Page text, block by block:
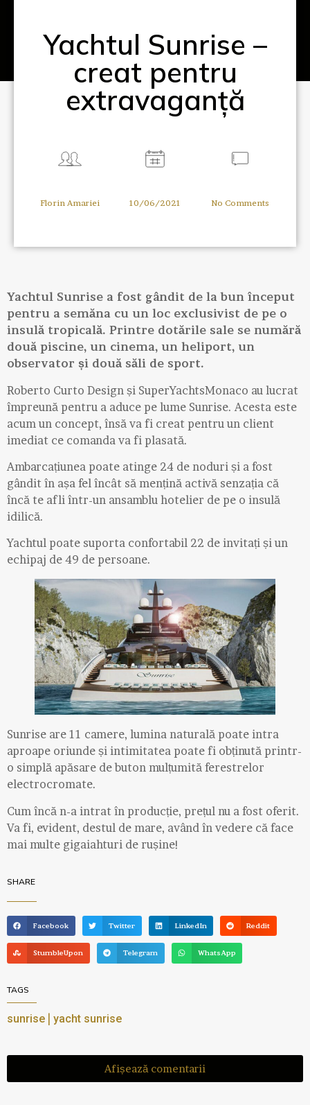
Yachtul Sunrise –
creat pentru
extravaganță
Florin Amariei 10/06/2021 No Comments
Yachtul Sunrise a fost gândit de la bun început
pentru a semăna cu un loc exclusivist de pe o
insulă tropicală. Printre dotările sale se numără
două piscine, un cinema, un heliport, un
observator și două săli de sport.
Roberto Curto Design și SuperYachtsMonaco au lucrat
împreună pentru a aduce pe lume Sunrise. Acesta este
acum un concept, însă va fi creat pentru un client
imediat ce comanda va fi plasată.
Ambarcațiunea poate atinge 24 de noduri și a fost
gândit în așa fel încât să mențină activă senzația că
încă te afli într-un ansamblu hotelier de pe o insulă
idilică.
Yachtul poate suporta confortabil 22 de invitați și un
echipaj de 49 de persoane.
Sunrise are 11 camere, lumina naturală poate intra
aproape oriunde și intimitatea poate fi obținută printr-
o simplă apăsare de buton mulțumită ferestrelor
electrocromate.
Cum încă n-a intrat în producție, prețul nu a fost oferit.
Va fi, evident, destul de mare, având în vedere că face
mai multe gigaiahturi de rușine!
SHARE
Facebook Twitter LinkedIn Reddit
StumbleUpon Telegram WhatsApp
TAGS
sunrise | yacht sunrise
Afișează comentarii